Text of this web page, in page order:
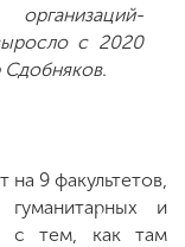
с 2020
Сдобняков.
9 факультетов,
и
с тем, как там